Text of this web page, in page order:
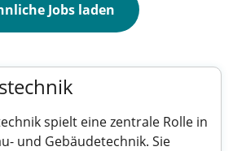
Jobs laden
spielt eine zentrale Rolle in
und Gebäudetechnik. Sie